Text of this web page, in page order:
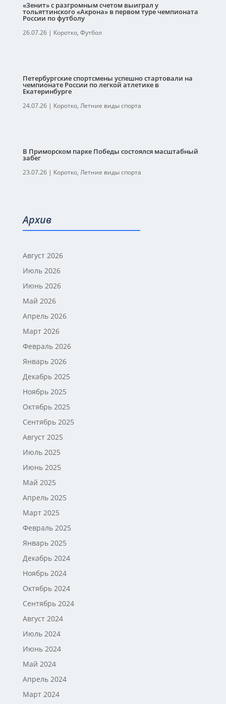
«Зенит» с разгромным счетом выиграл у
тольяттинского «Акрона» в первом туре чемпионата
России по футболу
26.07.26| Коротко, Футбол
Петербургские спортсмены успешно стартовали на
чемпионате России по легкой атлетике в
Екатеринбурге
24.07.26| Коротко, Летние виды спорта
В Приморском парке Победы состоялся масштабный
забег
23.07.26| Коротко, Летние виды спорта
Архив
Август 2026
Июль 2026
Июнь 2026
Май 2026
Апрель 2026
Март 2026
Февраль 2026
Январь 2026
Декабрь 2025
Ноябрь 2025
Октябрь 2025
Сентябрь 2025
Август 2025
Июль 2025
Июнь 2025
Май 2025
Апрель 2025
Март 2025
Февраль 2025
Январь 2025
Декабрь 2024
Ноябрь 2024
Октябрь 2024
Сентябрь 2024
Август 2024
Июль 2024
Июнь 2024
Май 2024
Апрель 2024
Март 2024